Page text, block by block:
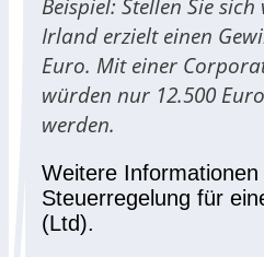
Beispiel: Stellen Sie
Irland erzielt einen
Euro. Mit einer
würden nur 12.500
werden.
Weitere Informationen
Steuerregelung für
(Ltd).